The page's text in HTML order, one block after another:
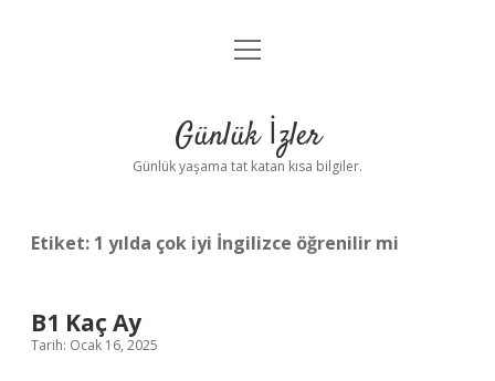
Anasayfa
Yasal Uyarı
menüyü
Günlük İzler
Günlük yaşama tat katan kısa bilgiler.
Etiket: 1 yılda çok iyi İngilizce öğrenilir mi
B1 Kaç Ay
Tarih: Ocak 16, 2025